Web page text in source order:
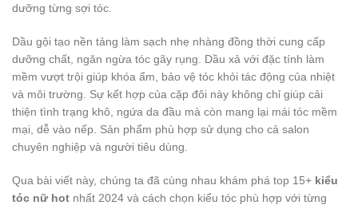
dưỡng từng sợi tóc.
Dầu gội tạo nền tảng làm sạch nhẹ nhàng đồng thời cung cấp
dưỡng chất, ngăn ngừa tóc gãy rụng. Dầu xả với đặc tính làm
mềm vượt trội giúp khóa ẩm, bảo vệ tóc khỏi tác động của nhiệt
và môi trường. Sự kết hợp của cặp đôi này không chỉ giúp cải
thiện tình trạng khô, ngứa da đầu mà còn mang lại mái tóc mềm
mại, dễ vào nếp. Sản phẩm phù hợp sử dụng cho cả salon
chuyên nghiệp và người tiêu dùng.
Qua bài viết này, chúng ta đã cùng nhau khám phá top 15+ kiểu
tóc nữ hot nhất 2024 và cách chọn kiểu tóc phù hợp với từng